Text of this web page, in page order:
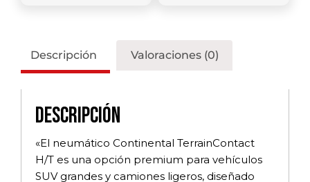
Descripción Valoraciones (0)
Descripción
«El neumático Continental TerrainContact
H/T es una opción premium para vehículos
SUV grandes y camiones ligeros, diseñado